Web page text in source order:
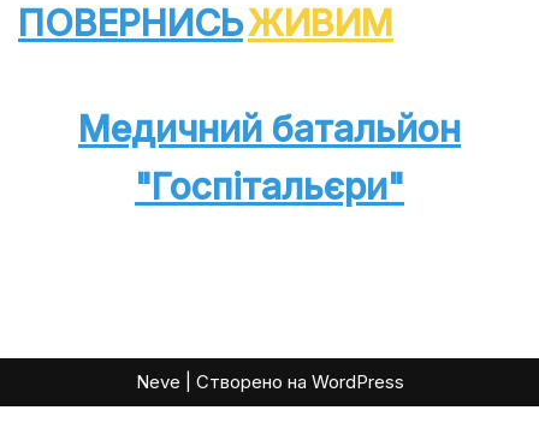
ПОВЕРНИСЬЖИВИМ
Медичний батальйон
"Госпітальєри"
Neve | Створено на WordPress